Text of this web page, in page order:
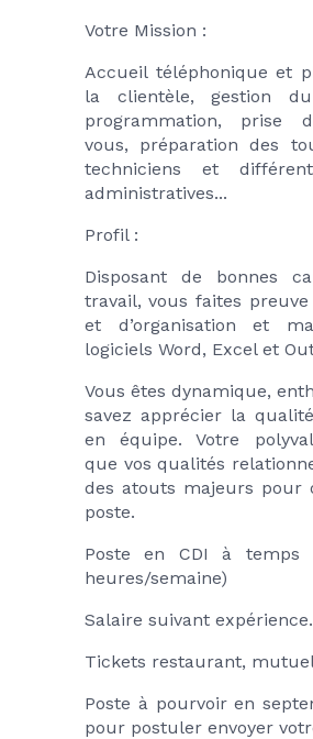
Votre Mission :
Accueil téléphonique et
la clientèle, gestion
programmation, prise
vous, préparation des
techniciens et
administratives...
Profil :
Disposant de bonnes
travail, vous faites
et d’organisation et
logiciels Word, Excel et
Vous êtes dynamique,
savez apprécier la
en équipe. Votre
que vos qualités
des atouts majeurs pour
poste.
Poste en CDI à temps
heures/semaine)
Salaire suivant expérience.
Tickets restaurant,
Poste à pourvoir en
pour postuler envoyer